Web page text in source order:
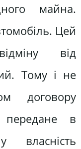
майна.
Цей
від
Тому і не
договору
в
власність